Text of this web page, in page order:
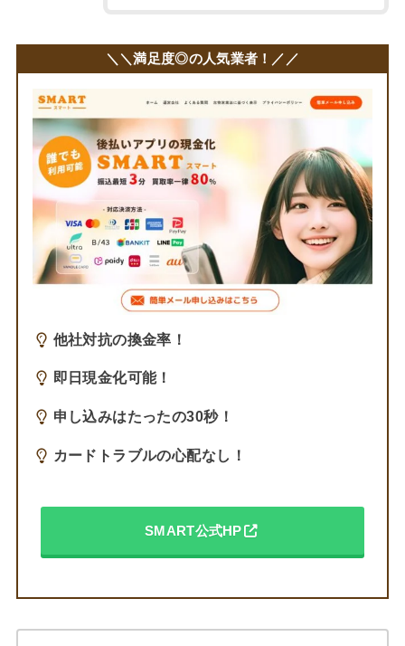
＼＼満足度◎の人気業者！／／
他社対抗の換金率！
即日現金化可能！
申し込みはたったの30秒！
カードトラブルの心配なし！
SMART公式HP